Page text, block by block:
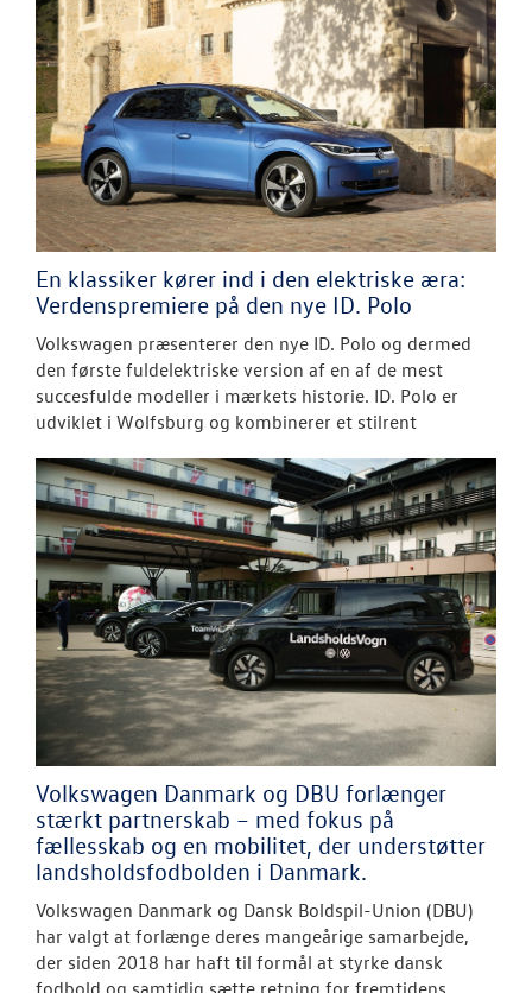
En klassiker kører ind i den elektriske æra:
Verdenspremiere på den nye ID. Polo
Volkswagen præsenterer den nye ID. Polo og dermed
den første fuldelektriske version af en af de mest
succesfulde modeller i mærkets historie. ID. Polo er
udviklet i Wolfsburg og kombinerer et stilrent
Volkswagen Danmark og DBU forlænger
stærkt partnerskab – med fokus på
fællesskab og en mobilitet, der understøtter
landsholdsfodbolden i Danmark.
Volkswagen Danmark og Dansk Boldspil-Union (DBU)
har valgt at forlænge deres mangeårige samarbejde,
der siden 2018 har haft til formål at styrke dansk
fodbold og samtidig sætte retning for fremtidens